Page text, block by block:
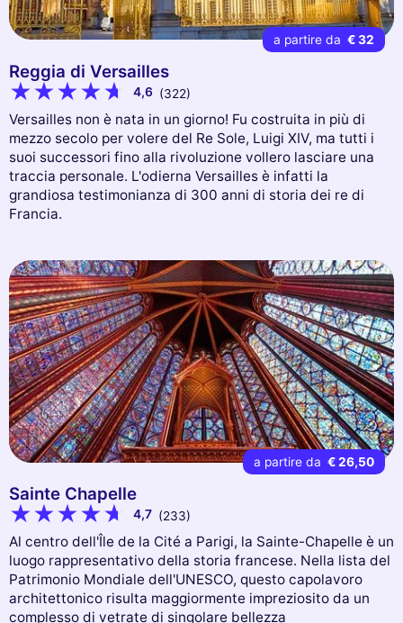
a partire da € 32
Reggia di Versailles
4,6 (322)
Versailles non è nata in un giorno! Fu costruita in più di
mezzo secolo per volere del Re Sole, Luigi XIV, ma tutti i
suoi successori fino alla rivoluzione vollero lasciare una
traccia personale. L'odierna Versailles è infatti la
grandiosa testimonianza di 300 anni di storia dei re di
Francia.
a partire da € 26,50
Sainte Chapelle
4,7 (233)
Al centro dell'Île de la Cité a Parigi, la Sainte-Chapelle è un
luogo rappresentativo della storia francese. Nella lista del
Patrimonio Mondiale dell'UNESCO, questo capolavoro
architettonico risulta maggiormente impreziosito da un
complesso di vetrate di singolare bellezza